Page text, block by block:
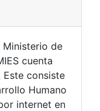
Ministerio de
cuenta
Este consiste
Humano
internet en